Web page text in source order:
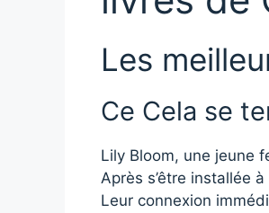
Les
Ce Cela se
Lily Bloom, une jeune
Après s’être installée
Leur connexion